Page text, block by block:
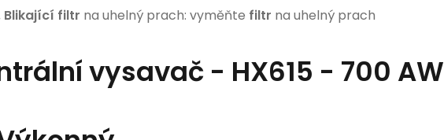
Blikající filtr na uhelný prach: vyměňte filtr na uhelný prach
vysavač - HX615 - 700 AW